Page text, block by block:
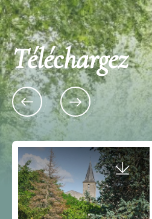
18 Chemin de Hourtoye 33410 LOUPIAC
Les Trois Tilleuls Lovo
Chambres tous conforts dans maison
bourgeoise avec vue sur parc où habitent 3
chattes Maine Coon avec qui…
Non classé
Téléchargez